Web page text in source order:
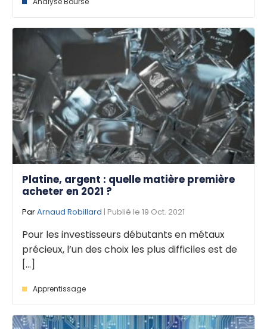
Platine, argent : quelle matière première
acheter en 2021 ?
ParArnaud Robillard | Publié le 19 Oct. 2021
Pour les investisseurs débutants en métaux
précieux, l’un des choix les plus difficiles est de
[...]
Apprentissage